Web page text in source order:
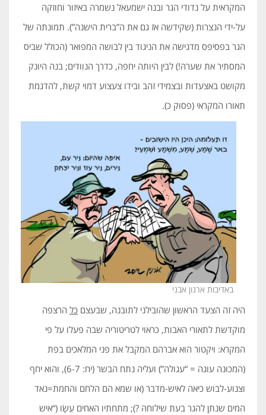
המקראית על נדודי הגר ובנה ישמעאל נשמרה באיזור וחוזקה
על-ידי הנצרות (שקידשה אז גם את ה”ברית הישנה”). תמונתה של
הגר בפסיפס מדגישה את הניגוד בין לבושה המפואר (הכולל שביס
המסתיר את שערהּ!) לבין היותה יחפה, כדרך הנוודים; בנה היונק
מקושט באצעדות ובצמידי זהב ובידו צעצוע דמוי קשת, להדגמת
תאורו המקראי (פסוק כ).
באדיבות ארנון אבני
היה זה הצעד הראשון שהובילני לתובנה, שבעצם כל הרצפה
מוקדשת לתאורי האבות, כראוי לטריטוריה שבה פעלו על פי
המקרא: ויקטור הוא אברהם המקבל את פני המלאכים בפת
(המכוּנה עוגה = “עגולה”) ועליה נתח הבשר (יח: 6-7), והוא יחף
וצנוע-לבוש כיאה לאיש-מדבר (או שמא הם הלחם והחמת=נאד
המים שנתן להגר בעת שילוחהּ ?); מתחתיו האחים עֵשָׂו (“איש